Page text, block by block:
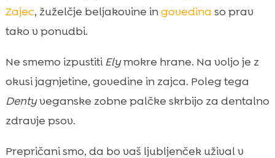
Zajec, žuželčje beljakovine ingovedina so prav
tako v ponudbi.
Ne smemo izpustitiElymokre hrane. Na voljo je z
okusi jagnjetine, govedine in zajca. Poleg tega
Dentyveganske zobne palčke skrbijo za dentalno
zdravje psov.
Prepričani smo, da bo vaš ljubljenček užival v